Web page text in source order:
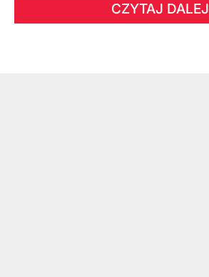
CZYTAJ DALEJ